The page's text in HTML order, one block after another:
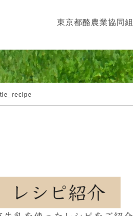
東京都酪農業協同